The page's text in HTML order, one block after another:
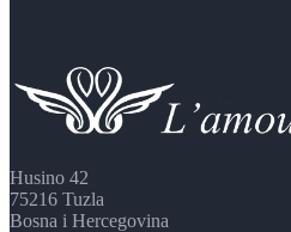
Husino 42
75216 Tuzla
Bosna i Hercegovina